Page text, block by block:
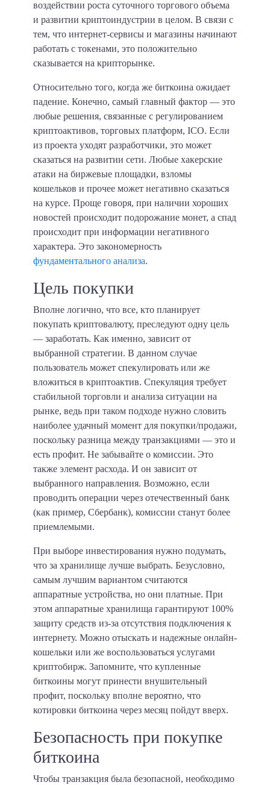
воздействии роста суточного торгового объема
и развитии криптоиндустрии в целом. В связи с
тем, что интернет-сервисы и магазины начинают
работать с токенами, это положительно
сказывается на крипторынке.
Относительно того, когда же биткоина ожидает
падение. Конечно, самый главный фактор — это
любые решения, связанные с регулированием
криптоактивов, торговых платформ, ICO. Если
из проекта уходят разработчики, это может
сказаться на развитии сети. Любые хакерские
атаки на биржевые площадки, взломы
кошельков и прочее может негативно сказаться
на курсе. Проще говоря, при наличии хороших
новостей происходит подорожание монет, а спад
происходит при информации негативного
характера. Это закономерность
фундаментального анализа.
Цель покупки
Вполне логично, что все, кто планирует
покупать криптовалюту, преследуют одну цель
— заработать. Как именно, зависит от
выбранной стратегии. В данном случае
пользователь может спекулировать или же
вложиться в криптоактив. Спекуляция требует
стабильной торговли и анализа ситуации на
рынке, ведь при таком подходе нужно словить
наиболее удачный момент для покупки/продажи,
поскольку разница между транзакциями — это и
есть профит. Не забывайте о комиссии. Это
также элемент расхода. И он зависит от
выбранного направления. Возможно, если
проводить операции через отечественный банк
(как пример, Сбербанк), комиссии станут более
приемлемыми.
При выборе инвестирования нужно подумать,
что за хранилище лучше выбрать. Безусловно,
самым лучшим вариантом считаются
аппаратные устройства, но они платные. При
этом аппаратные хранилища гарантируют 100%
защиту средств из-за отсутствия подключения к
интернету. Можно отыскать и надежные онлайн-
кошельки или же воспользоваться услугами
криптобирж. Запомните, что купленные
биткоины могут принести внушительный
профит, поскольку вполне вероятно, что
котировки биткоина через месяц пойдут вверх.
Безопасность при покупке
биткоина
Чтобы транзакция была безопасной, необходимо